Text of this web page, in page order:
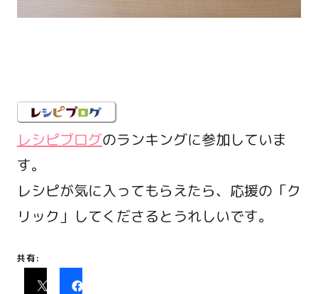
レシピブログのランキングに参加していま
す。
レシピが気に入ってもらえたら、応援の「ク
リック」してくださるとうれしいです。
共有: